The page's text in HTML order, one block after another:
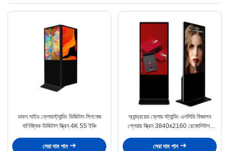
ডাবল সাইড ফ্লোরস্ট্যান্ডিং ডিজিটাল সিগনেজ
বাণিজ্যিক ডিজিটাল স্ক্রিন 4K 55 ইঞ্চি
সেরা দাম পান
অ্যান্ড্রয়েড ফ্লোর স্ট্যান্ডিং এলসিডি বিজ্ঞাপন
প্লেয়ার স্ক্রিন 3840x2160 রেজোলিউশন
সেরা দাম পান